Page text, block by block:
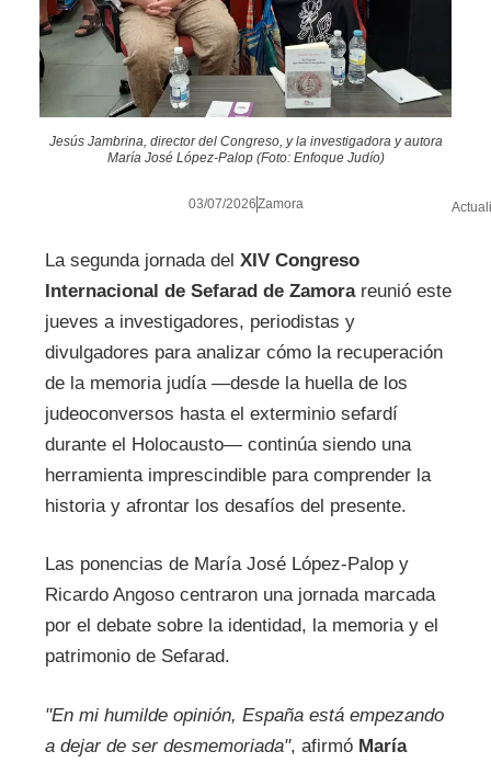
Jesús Jambrina, director del Congreso, y la investigadora y autora
María José López-Palop (Foto: Enfoque Judío)
03/07/2026Zamora
La segunda jornada del XIV Congreso
Internacional de Sefarad de Zamorareunió este
jueves a investigadores, periodistas y
divulgadores para analizar cómo la recuperación
de la memoria judía —desde la huella de los
judeoconversos hasta el exterminio sefardí
durante el Holocausto— continúa siendo una
herramienta imprescindible para comprender la
historia y afrontar los desafíos del presente.
Las ponencias de María José López-Palop y
Ricardo Angoso centraron una jornada marcada
por el debate sobre la identidad, la memoria y el
patrimonio de Sefarad.
"En mi humilde opinión, España está empezando
a dejar de ser desmemoriada", afirmó María